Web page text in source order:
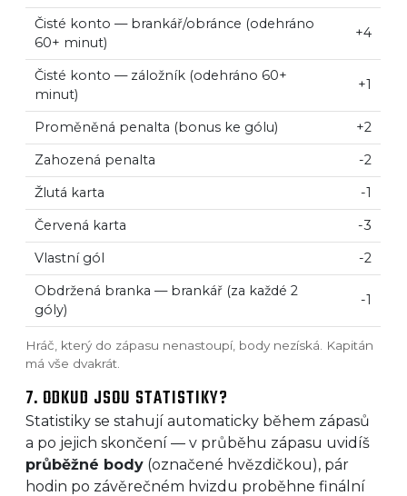
Čisté konto — brankář/obránce (odehráno
60+ minut)
+4
Čisté konto — záložník (odehráno 60+
minut)
+1
Proměněná penalta (bonus ke gólu)
+2
Zahozená penalta
-2
Žlutá karta
-1
Červená karta
-3
Vlastní gól
-2
Obdržená branka — brankář (za každé 2
góly)
-1
Hráč, který do zápasu nenastoupí, body nezíská. Kapitán
má vše dvakrát.
7. ODKUD JSOU STATISTIKY?
Statistiky se stahují automaticky během zápasů
a po jejich skončení — v průběhu zápasu uvidíš
průběžné body (označené hvězdičkou), pár
hodin po závěrečném hvizdu proběhne finální